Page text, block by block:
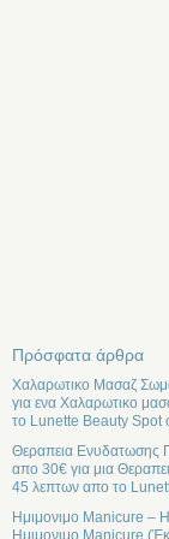
Πρόσφατα άρθρα
Χαλαρωτικο Μασαζ
για ενα Χαλαρωτικο
το Lunette Beauty Spot
Θεραπεια Ενυδατωσης
απο 30€ για μια
45 λεπτων απο το
Ημιμονιμο Manicure –